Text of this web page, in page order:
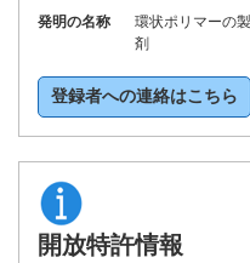
発明の名称
環状ポリマーの
剤
登録者への連絡はこちら
開放特許情報